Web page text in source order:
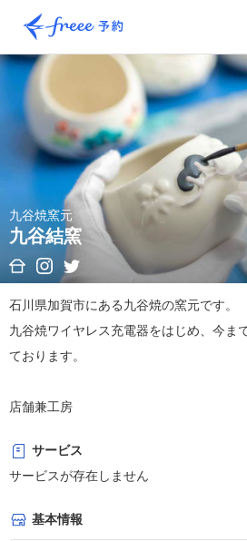
九谷焼窯元
九谷結窯
石川県加賀市にある九谷焼の窯元です。
九谷焼ワイヤレス充電器をはじめ、今ま
ております。
店舗兼工房
平日　10:00〜16:00
お店に御用の方はこちらまでお願いします
サービス
サービスが存在しません
基本情報